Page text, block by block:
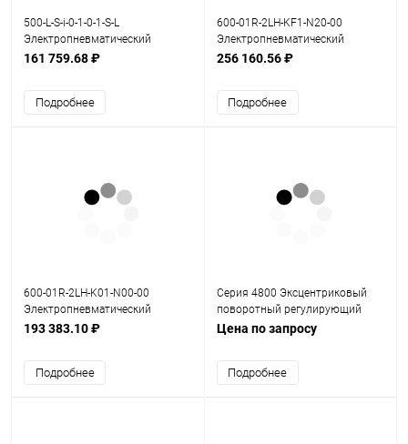
500-L-S-i-0-1-0-1-S-L
Электропневматический
позиционер серия 500
161 759.68 ₽
Подробнее
600-01R-2LH-KF1-N20-00
Электропневматический
позиционер серия 600
256 160.56 ₽
Подробнее
600-01R-2LH-K01-N00-00
Электропневматический
позиционер серия 600
193 383.10 ₽
Подробнее
Серия 4800 Эксцентриковый
поворотный регулирующий
клапан
Цена по запросу
Подробнее